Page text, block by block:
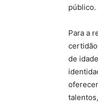
público.
Para a
de